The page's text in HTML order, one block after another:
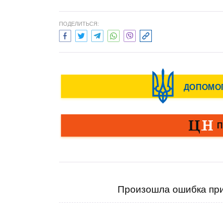
ПОДЕЛИТЬСЯ:
Произошла ошибка